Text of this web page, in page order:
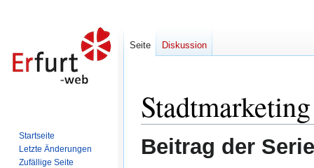
Navigation
springen
Suche
springen
Beitrag der
Seite Diskussion
Startseite
Letzte Änderungen
Zufällige Seite